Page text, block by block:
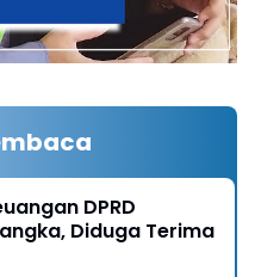
DPRD
Diduga Terima